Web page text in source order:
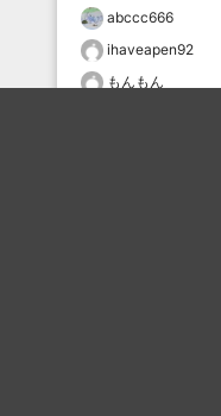
abccc666
ihaveapen92
もんもん